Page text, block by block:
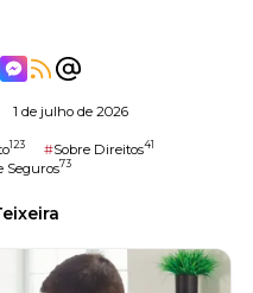
1 de julho de 2026
123 #Sobre Direitos41
Seguros73